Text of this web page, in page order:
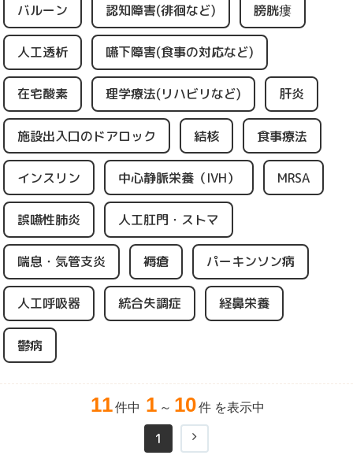
バルーン 認知障害(徘徊など) 膀胱瘻
人工透析 嚥下障害(食事の対応など)
在宅酸素 理学療法(リハビリなど) 肝炎
施設出入口のドアロック 結核 食事療法
インスリン 中心静脈栄養（IVH） MRSA
誤嚥性肺炎 人工肛門・ストマ
喘息・気管支炎 褥瘡 パーキンソン病
人工呼吸器 統合失調症 経鼻栄養
鬱病
11件中 1 ～ 10件 を表示中
1